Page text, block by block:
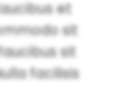
et
sit
sit
facilisis